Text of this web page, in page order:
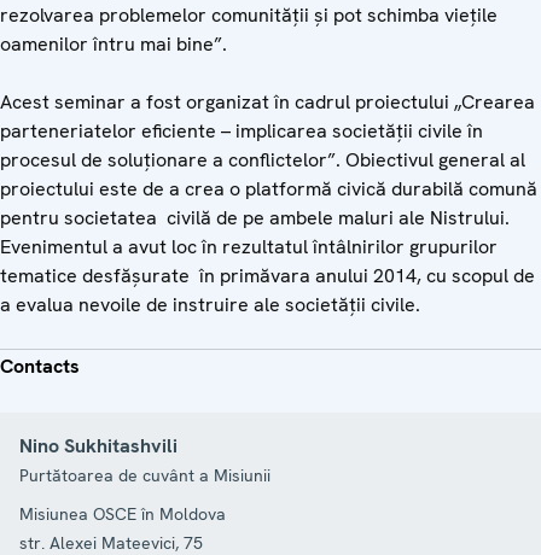
rezolvarea problemelor comunității și pot schimba viețile
oamenilor întru mai bine”.
Acest seminar a fost organizat în cadrul proiectului „Crearea
parteneriatelor eficiente – implicarea societății civile în
procesul de soluționare a conflictelor”. Obiectivul general al
proiectului este de a crea o platformă civică durabilă comună
pentru societatea civilă de pe ambele maluri ale Nistrului.
Evenimentul a avut loc în rezultatul întâlnirilor grupurilor
tematice desfășurate în primăvara anului 2014, cu scopul de
a evalua nevoile de instruire ale societății civile.
Contacts
Nino Sukhitashvili
Purtătoarea de cuvânt a Misiunii
Misiunea OSCE în Moldova
str. Alexei Mateevici, 75